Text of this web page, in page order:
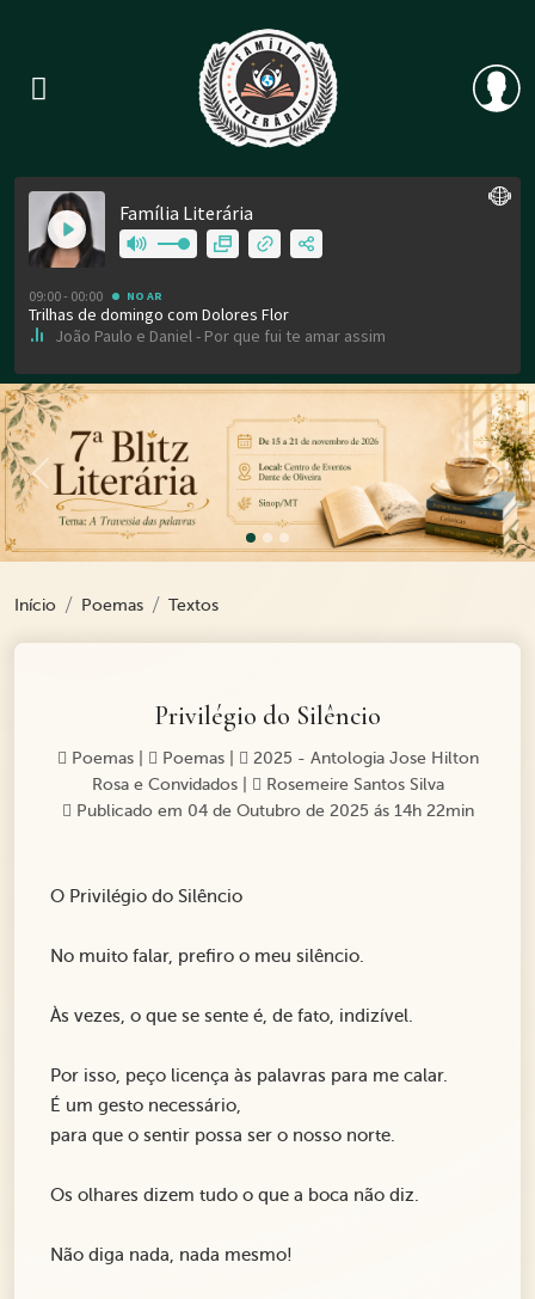
Previous
Início Poemas Textos
Privilégio do Silêncio
Poemas| Poemas|
2025 - Antologia Jose Hilton
Rosa e Convidados|
Rosemeire Santos Silva
Publicado em 04 de Outubro de 2025 ás 14h 22min
O Privilégio do Silêncio
No muito falar, prefiro o meu silêncio.
Às vezes, o que se sente é, de fato, indizível.
Por isso, peço licença às palavras para me calar.
É um gesto necessário,
para que o sentir possa ser o nosso norte.
Os olhares dizem tudo o que a boca não diz.
Não diga nada, nada mesmo!